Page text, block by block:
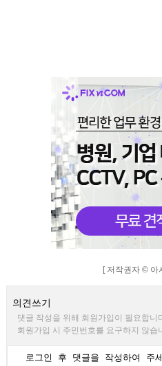
[ 저작권자 © 아
의견쓰기
댓글 작성을 위해 회원가입이 필요합니
회원가입 시 주민번호를 요구하지 않습